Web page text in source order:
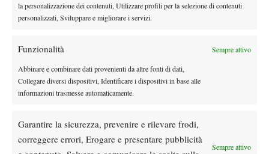
la personalizzazione dei contenuti, Utilizzare profili per la selezione di contenuti
personalizzati, Sviluppare e migliorare i servizi.
Funzionalità Sempre attivo
Abbinare e combinare dati provenienti da altre fonti di dati,
Collegare diversi dispositivi, Identificare i dispositivi in base alle
informazioni trasmesse automaticamente.
Garantire la sicurezza, prevenire e rilevare frodi,
correggere errori, Erogare e presentare pubblicità
Sempre attivo
Testata giornalisticaSpazio Tennis
Editore:VIBES MEDIA SRL, P.iva 14250480960
Direttore Responsabile: Alessandro Nizegorodcew